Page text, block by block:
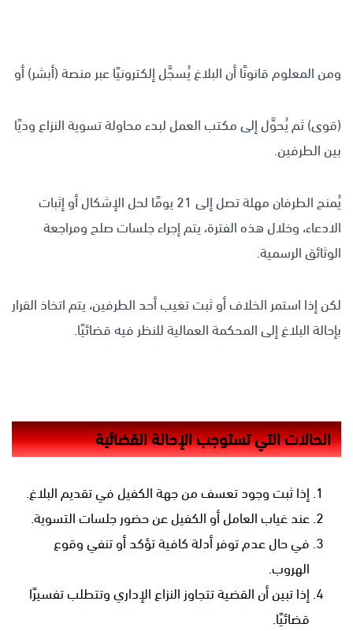
ومن المعلوم قانونًا أن البلاغ يُسجَّل إلكترونيًا عبر منصة (أبشر) أو
(قوى) ثم يُحوَّل إلى مكتب العمل لبدء محاولة تسوية النزاع وديًا
بين الطرفين.
يُمنح الطرفان مهلة تصل إلى 21 يومًا لحل الإشكال أو إثبات
الادعاء، وخلال هذه الفترة، يتم إجراء جلسات صلح ومراجعة
الوثائق الرسمية.
لكن إذا استمر الخلاف أو ثبت تغيب أحد الطرفين، يتم اتخاذ القرار
بإحالة البلاغ إلى المحكمة العمالية للنظر فيه قضائيًا.
الحالات التي تستوجب الإحالة القضائية
إذا ثبت وجود تعسف من جهة الكفيل في تقديم البلاغ.
عند غياب العامل أو الكفيل عن حضور جلسات التسوية.
في حال عدم توفر أدلة كافية تؤكد أو تنفي وقوع
الهروب.
إذا تبين أن القضية تتجاوز النزاع الإداري وتتطلب تفسيرًا
قضائيًا.